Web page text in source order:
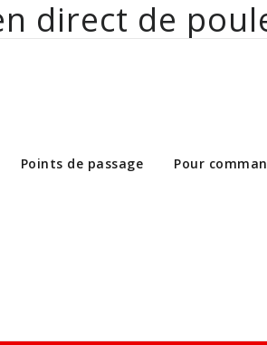
direct de
bio aux
Points de passage Pour